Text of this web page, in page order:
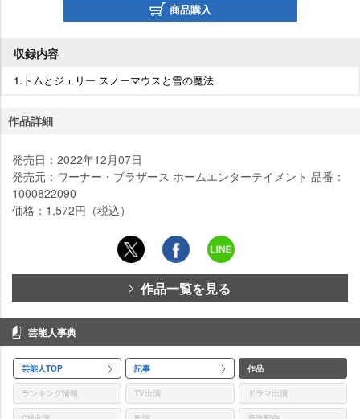
商品購入
収録内容
1.トムとジェリー スノーマウスと雪の魔法
作品詳細
発売日：2022年12月07日
発売元：ワーナー・ブラザース ホームエンターテイメント 品番：
1000822090
価格：1,572円（税込）
作品一覧を見る
芸能人事典
芸能人TOP 記事 作品
ランキング情報 TV出演 ドラマ出演